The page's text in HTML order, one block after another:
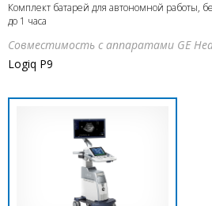
Комплект батарей для автономной работы,
до 1 часа
Совместимость с аппаратами GE
Logiq P9